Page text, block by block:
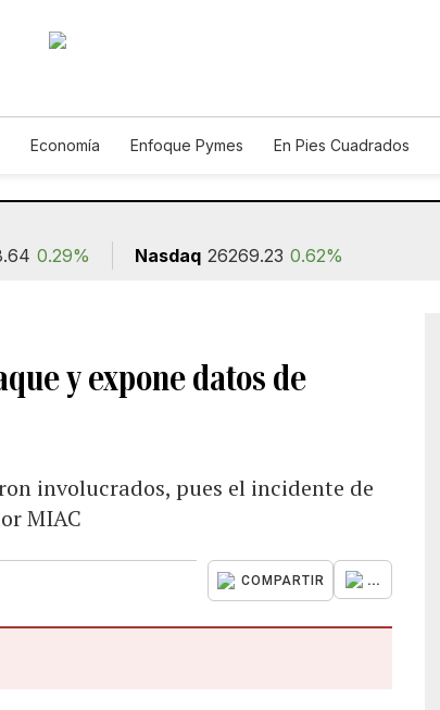
Economía Enfoque Pymes En Pies Cuadrados
0.29% Nasdaq 26269.23 0.62%
y expone datos de
involucrados, pues el incidente de
MIAC
COMPARTIR ...